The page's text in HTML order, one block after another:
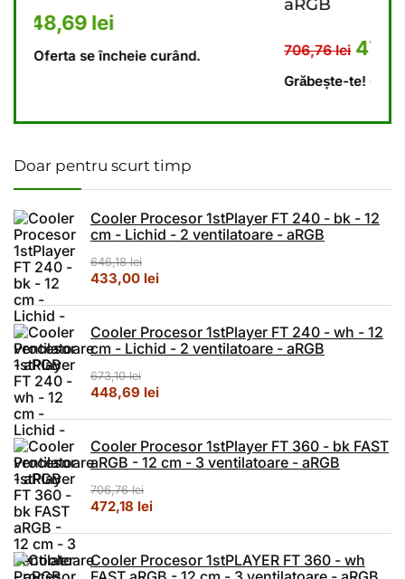
lei.
este: 448,69 lei.
706,76lei Prețul inițial a fost: 706,76
472,18 Prețul curent
Grăbește-te! Oferta se încheie curând.
Doar pentru scurt timp
Cooler Procesor 1stPlayer FT 240 - bk - 12
cm - Lichid - 2 ventilatoare - aRGB
646,18lei
Prețul inițial a fost: 646,18 lei.
433,00 leiPrețul curent este: 433,00 lei.
Cooler Procesor 1stPlayer FT 240 - wh - 12
cm - Lichid - 2 ventilatoare - aRGB
673,10lei
Prețul inițial a fost: 673,10 lei.
448,69 leiPrețul curent este: 448,69 lei.
Cooler Procesor 1stPlayer FT 360 - bk FAST
aRGB - 12 cm - 3 ventilatoare - aRGB
706,76lei
Prețul inițial a fost: 706,76 lei.
472,18 leiPrețul curent este: 472,18 lei.
Cooler Procesor 1stPLAYER FT 360 - wh